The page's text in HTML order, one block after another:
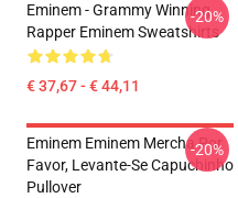
Eminem - Grammy Winning
Rapper Eminem Sweatshirts
€ 37,67 - € 44,11
-20%
Eminem Eminem Mercha Por
Favor, Levante-Se Capuchinho
Pullover
-20%